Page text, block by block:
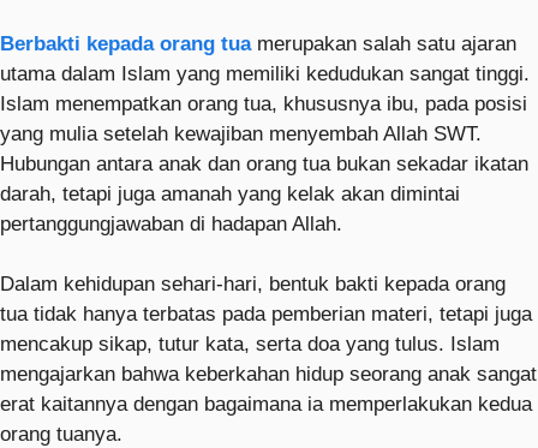
Berbakti kepada orang tuamerupakan salah satu ajaran
utama dalam Islam yang memiliki kedudukan sangat tinggi.
Islam menempatkan orang tua, khususnya ibu, pada posisi
yang mulia setelah kewajiban menyembah Allah SWT.
Hubungan antara anak dan orang tua bukan sekadar ikatan
darah, tetapi juga amanah yang kelak akan dimintai
pertanggungjawaban di hadapan Allah.
Dalam kehidupan sehari-hari, bentuk bakti kepada orang
tua tidak hanya terbatas pada pemberian materi, tetapi juga
mencakup sikap, tutur kata, serta doa yang tulus. Islam
mengajarkan bahwa keberkahan hidup seorang anak sangat
erat kaitannya dengan bagaimana ia memperlakukan kedua
orang tuanya.